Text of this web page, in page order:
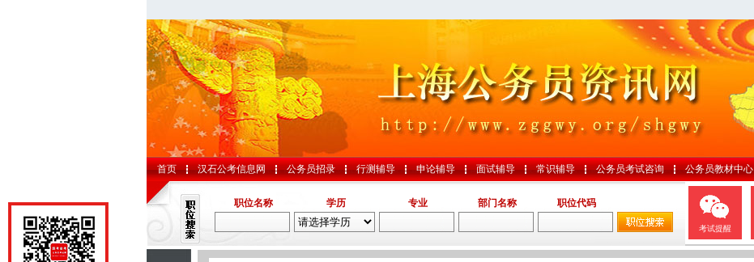
首页 汉石公考信息网 公务员招录 行测辅导 申论辅导 面试辅导 常识辅导 公务员考试咨询 公务员教材中心
职位名称 学历 专业 部门名称 职位代码
考试提醒